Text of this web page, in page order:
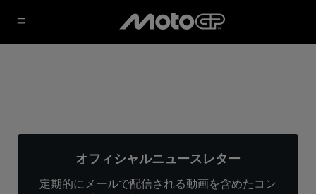
オフィシャルニュースレター
定期的にメールで配信される動画を含めたコン